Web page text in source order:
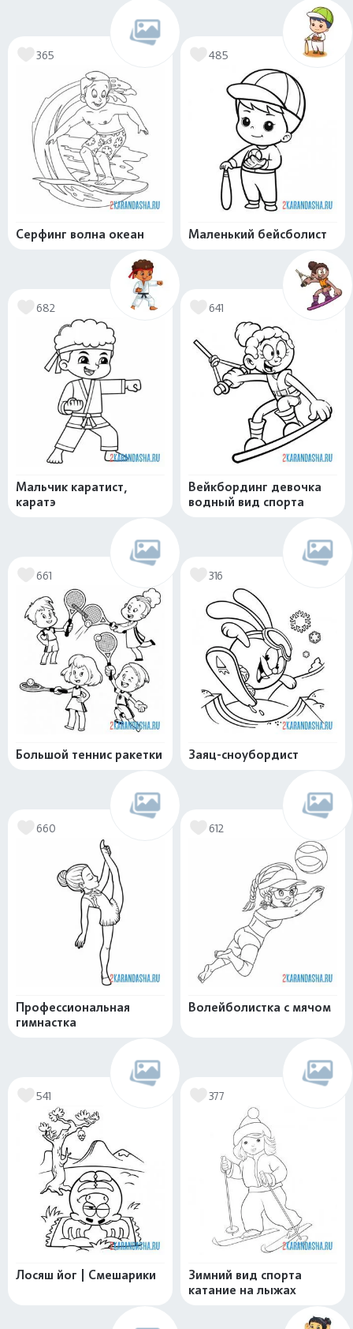
365
Серфинг волна океан
485
Маленький бейсболист
682
Мальчик каратист,
каратэ
641
Вейкбординг девочка
водный вид спорта
661
Большой теннис ракетки
316
Заяц-сноубордист
660
Профессиональная
гимнастка
612
Волейболистка с мячом
541
Лосяш йог | Смешарики
377
Зимний вид спорта
катание на лыжах